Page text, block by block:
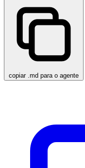
copiar .md para o agente